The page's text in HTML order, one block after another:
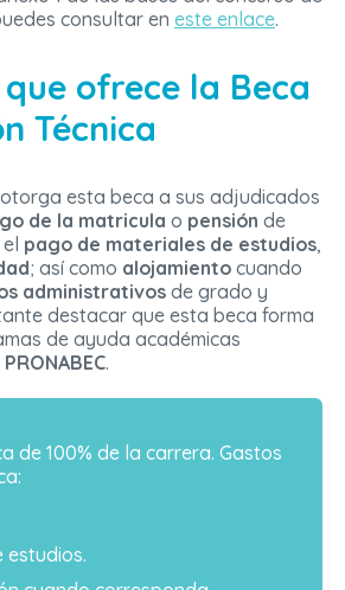
consultar en este enlace.
ofrece la Beca
Técnica
esta beca a sus adjudicados
de la matricula o pensión de
pago de materiales de estudios,
; así como alojamiento cuando
administrativos de grado y
destacar que esta beca forma
de ayuda académicas
PRONABEC.
de 100% de la carrera. Gastos
estudios.